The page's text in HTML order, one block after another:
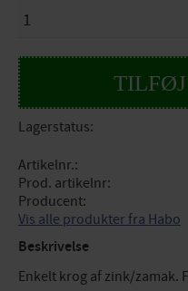
Lagerstatus
Artikelnr.
Prod. artikelnr
Producent
Vis alle produkter fra Habo
Beskrivelse
Enkelt krog af zink/zamak.